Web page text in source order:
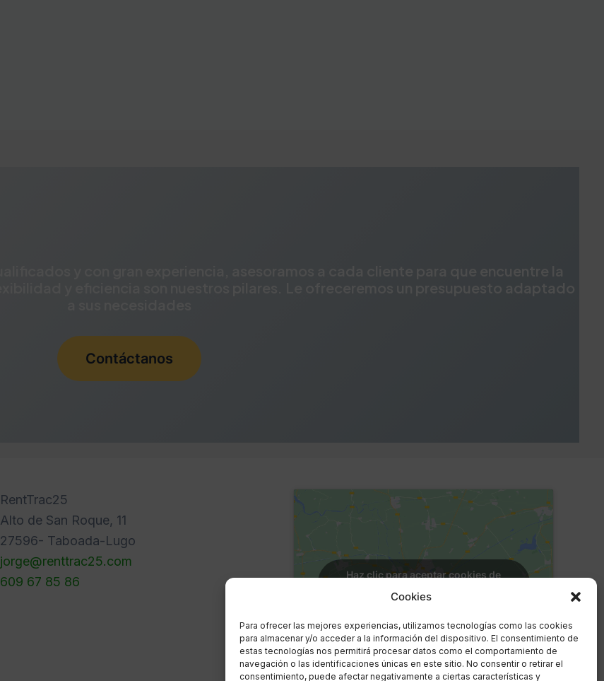
Cookies
Para ofrecer las mejores experiencias, utilizamos tecnologías como las cookies
para almacenar y/o acceder a la información del dispositivo. El consentimiento de
estas tecnologías nos permitirá procesar datos como el comportamiento de
navegación o las identificaciones únicas en este sitio. No consentir o retirar el
consentimiento, puede afectar negativamente a ciertas características y
Contáctanos
RentTrac25
Alto de San Roque, 11
27596- Taboada-Lugo
jorge@renttrac25.com
609 67 85 86
Haz clic para aceptar cookies de
marketing y permitir este contenido